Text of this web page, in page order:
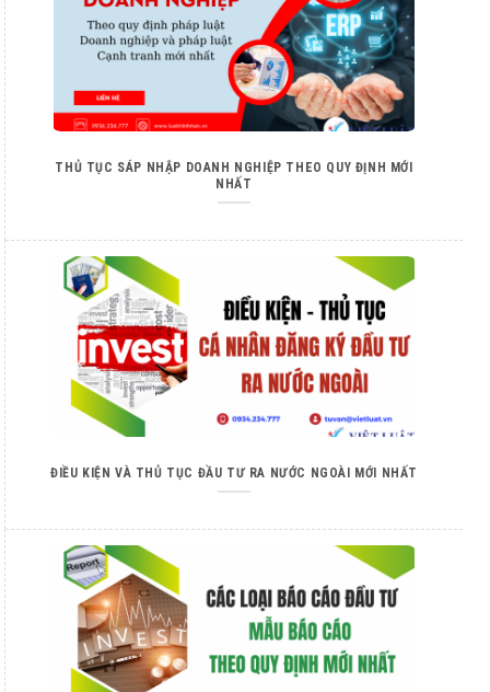
THỦ TỤC SÁP NHẬP DOANH NGHIỆP THEO QUY ĐỊNH MỚI
NHẤT
ĐIỀU KIỆN VÀ THỦ TỤC ĐẦU TƯ RA NƯỚC NGOÀI MỚI NHẤT